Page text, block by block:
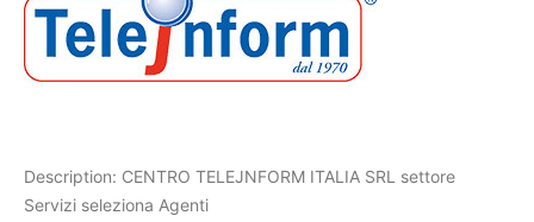
Description: CENTRO TELEJNFORM ITALIA SRL settore
Servizi seleziona Agenti